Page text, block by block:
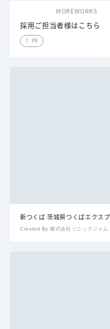
MOREWORKS
採用ご担当者様はこちら
PR
新つくば 茨城県つくばエクス
Created By 株式会社ソニックジャム